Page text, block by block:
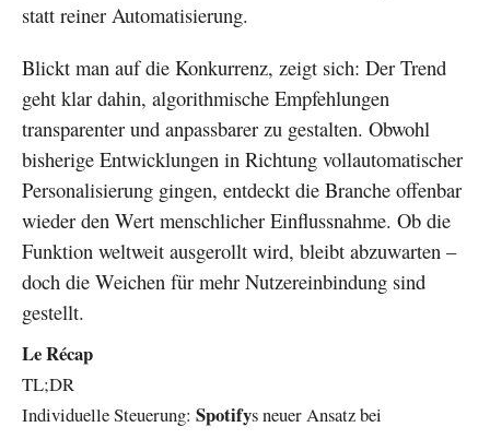
statt reiner Automatisierung.
Blickt man auf die Konkurrenz, zeigt sich: Der Trend
geht klar dahin, algorithmische Empfehlungen
transparenter und anpassbarer zu gestalten. Obwohl
bisherige Entwicklungen in Richtung vollautomatischer
Personalisierung gingen, entdeckt die Branche offenbar
wieder den Wert menschlicher Einflussnahme. Ob die
Funktion weltweit ausgerollt wird, bleibt abzuwarten –
doch die Weichen für mehr Nutzereinbindung sind
gestellt.
Le Récap
TL;DR
Individuelle Steuerung: Spotifys neuer Ansatz bei